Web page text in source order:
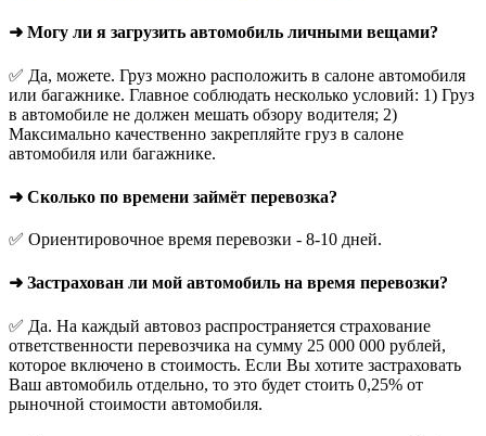
➜ Могу ли я загрузить автомобиль личными вещами?
✅ Да, можете. Груз можно расположить в салоне автомобиля
или багажнике. Главное соблюдать несколько условий: 1) Груз
в автомобиле не должен мешать обзору водителя; 2)
Максимально качественно закрепляйте груз в салоне
автомобиля или багажнике.
➜ Сколько по времени займёт перевозка?
✅ Ориентировочное время перевозки - 8-10 дней.
➜ Застрахован ли мой автомобиль на время перевозки?
✅ Да. На каждый автовоз распространяется страхование
ответственности перевозчика на сумму 25 000 000 рублей,
которое включено в стоимость. Если Вы хотите застраховать
Ваш автомобиль отдельно, то это будет стоить 0,25% от
рыночной стоимости автомобиля.